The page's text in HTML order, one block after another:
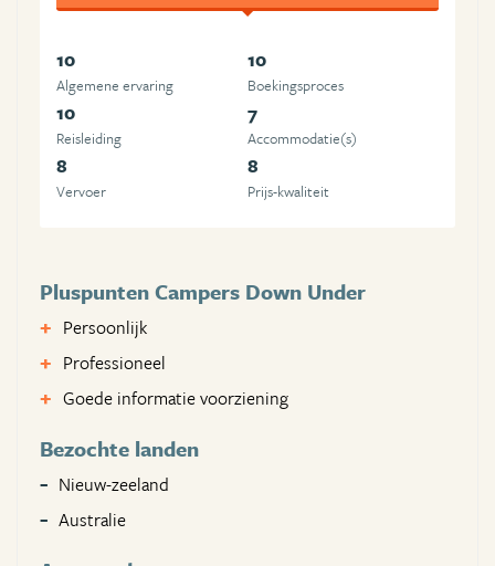
10
Algemene ervaring
10
Boekingsproces
10
Reisleiding
7
Accommodatie(s)
8
Vervoer
8
Prijs-kwaliteit
Pluspunten Campers Down Under
Persoonlijk
Professioneel
Goede informatie voorziening
Bezochte landen
Nieuw-zeeland
Australie